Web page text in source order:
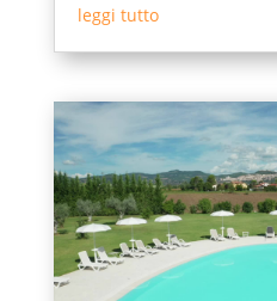
leggi tutto